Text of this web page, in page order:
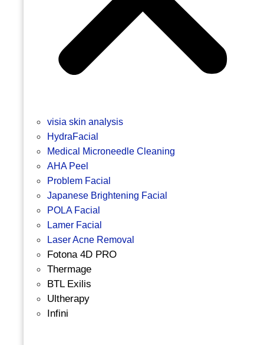
visia skin analysis
HydraFacial
Medical Microneedle Cleaning
AHA Peel
Problem Facial
Japanese Brightening Facial
POLA Facial
Lamer Facial
Laser Acne Removal
Fotona 4D PRO
Thermage
BTL Exilis
Ultherapy
Infini